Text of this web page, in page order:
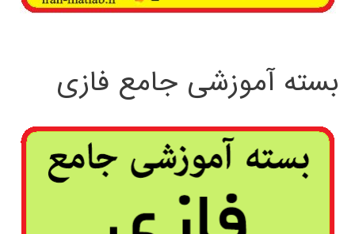
بسته آموزشی جامع فازی